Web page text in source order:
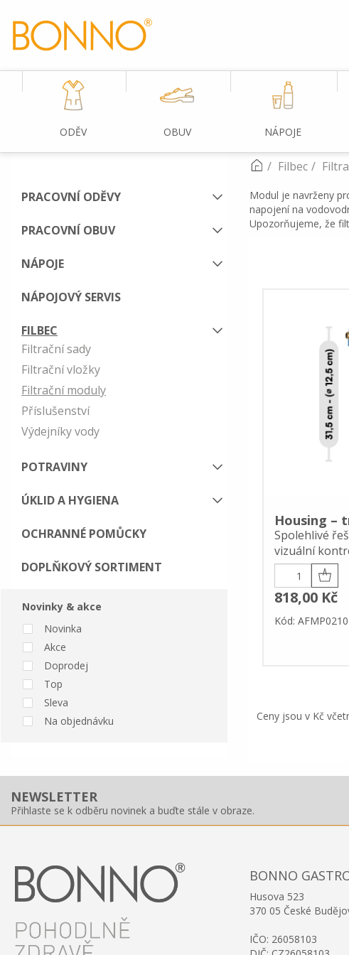
ODĚV OBUV NÁPOJE
PRACOVNÍ ODĚVY
PRACOVNÍ OBUV
NÁPOJE
NÁPOJOVÝ SERVIS
FILBEC
Filtrační sady
Filtrační vložky
Filtrační moduly
Příslušenství
Výdejníky vody
POTRAVINY
ÚKLID A HYGIENA
OCHRANNÉ POMŮCKY
DOPLŇKOVÝ SORTIMENT
Novinky & akce
Novinka
Akce
Doprodej
Top
Sleva
Na objednávku
Filbec
Modul je navrženy
napojení na
Upozorňujeme, že
Housing –
Spolehlivé
vizuální
818,00 Kč
Kód: AFMP0210
Ceny jsou v Kč
NEWSLETTER
Přihlaste se k odběru novinek a buďte stále v obraze.
BONNO
Husova 523
370 05 České
IČO: 26058103